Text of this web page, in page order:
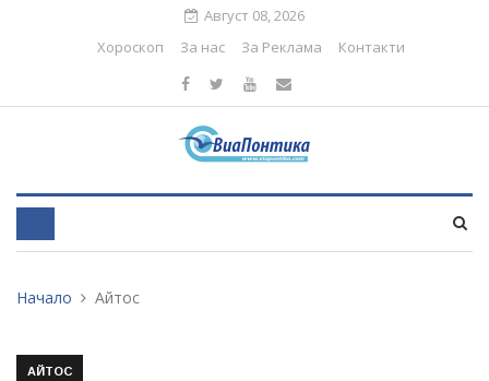
Август 08, 2026
Хороскоп
За нас За Реклама Контакти
Начало Айтос
АЙТОС